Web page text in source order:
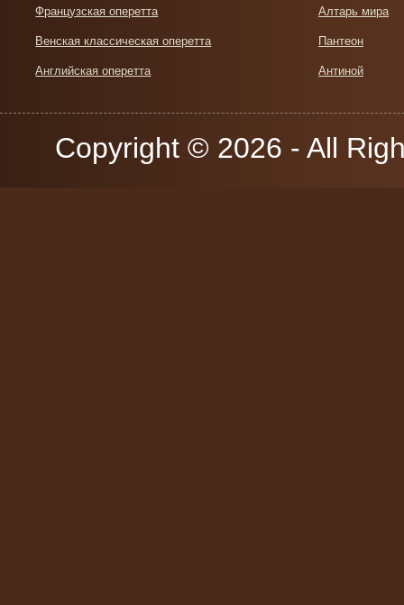
Французская оперетта
Венская классическая оперетта
Английская оперетта
Алтарь мира
Пантеон
Антиной
Copyright © 2026 - All